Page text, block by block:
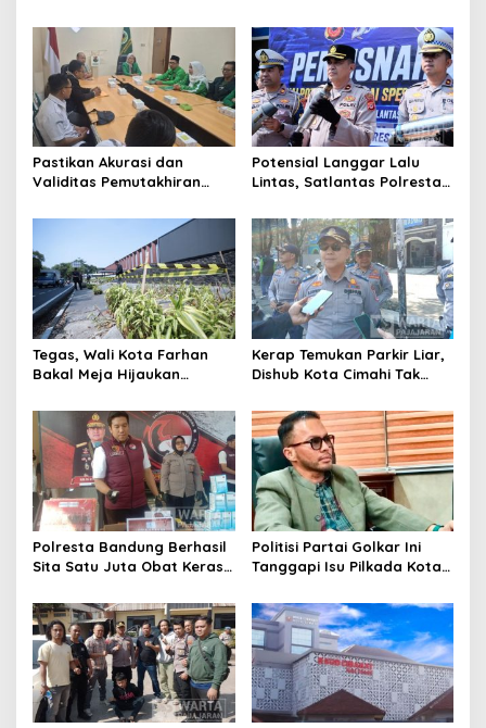
Kota Cimahi
Pastikan Akurasi dan
Validitas Pemutakhiran
Cimahi Lakukan
Potensial Langgar Lalu
Lintas, Satlantas Polresta
Motor Berknalpot Brong
Tegas, Wali Kota Farhan
Bakal Meja Hijaukan
Riau
Kerap Temukan Parkir Liar,
Dishub Kota Cimahi Tak
Pembinaan
Polresta Bandung Berhasil
Sita Satu Juta Obat Keras
Kasus Narkoba
Politisi Partai Golkar Ini
Tanggapi Isu Pilkada Kota